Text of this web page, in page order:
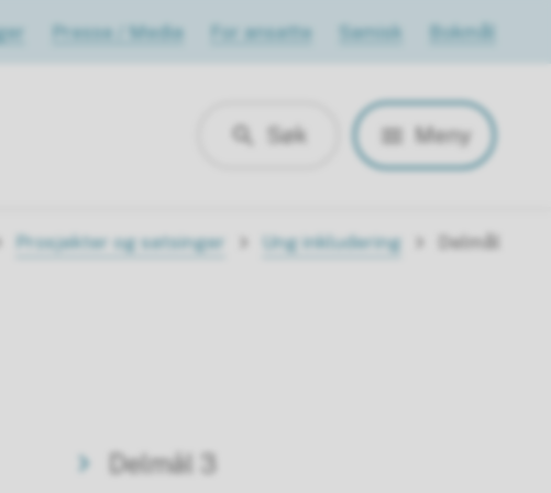
Presse / Media For ansatte Samisk Bokmål
Søk Meny
Prosjekter og satsinger Ung inkludering Delmål
Delmål 3